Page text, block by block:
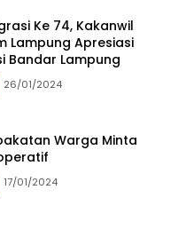
Ke 74, Kakanwil
Lampung Apresiasi
Bandar Lampung
26/01/2024
Warga Minta
17/01/2024